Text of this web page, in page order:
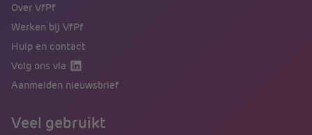
Over VfPf
Werken bij VfPf
Hulp en contact
Volg ons via
Aanmelden nieuwsbrief
Veel gebruikt